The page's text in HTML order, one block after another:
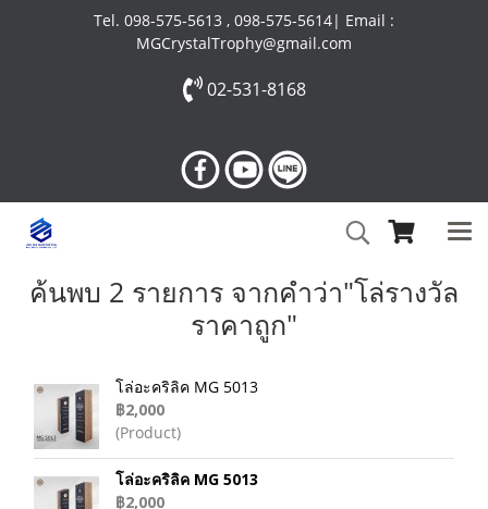
Tel. 098-575-5613 , 098-575-5614| Email :
MGCrystalTrophy@gmail.com
02-531-8168
ค้นพบ 2 รายการ จากคำว่า"โล่รางวัล
ราคาถูก"
โล่อะคริลิค MG 5013
฿2,000
(Product)
โล่อะคริลิค MG 5013
฿2,000